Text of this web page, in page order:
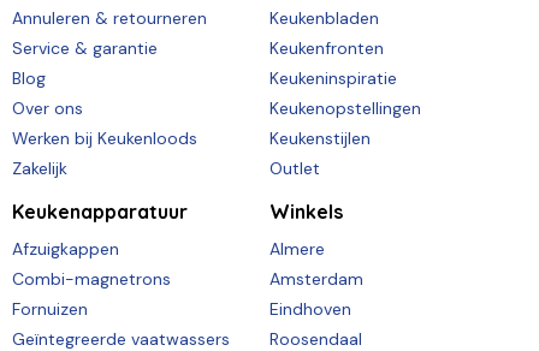
Annuleren & retourneren
Service & garantie
Blog
Over ons
Werken bij Keukenloods
Zakelijk
Keukenbladen
Keukenfronten
Keukeninspiratie
Keukenopstellingen
Keukenstijlen
Outlet
Keukenapparatuur
Afzuigkappen
Combi-magnetrons
Fornuizen
Geïntegreerde vaatwassers
Winkels
Almere
Amsterdam
Eindhoven
Roosendaal